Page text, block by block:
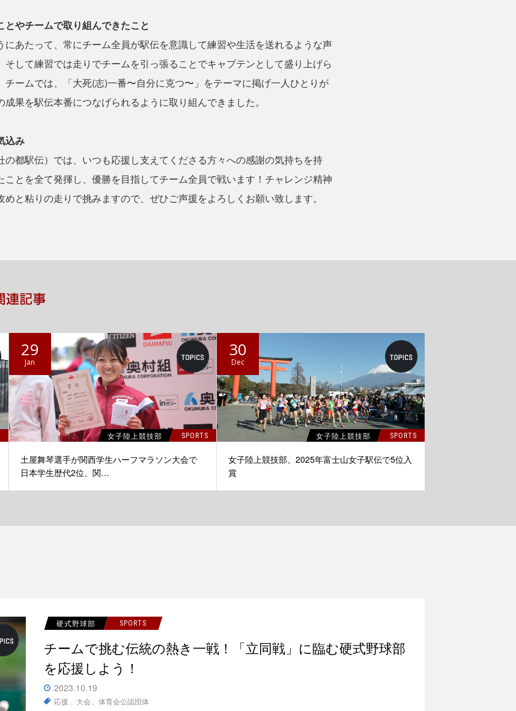
やチームで取り組んできたこと
あたって、常にチーム全員が駅伝を意識して練習や生活を送れるような声
そして練習では走りでチームを引っ張ることでキャプテンとして盛り上げら
チームでは、「大死(志)一番〜自分に克つ〜」をテーマに掲げ一人ひとりが
果を駅伝本番につなげられるように取り組んできました。
込み
都駅伝）では、いつも応援し支えてくださる方々への感謝の気持ちを持
ことを全て発揮し、優勝を目指してチーム全員で戦います！チャレンジ精神
と粘りの走りで挑みますので、ぜひご声援をよろしくお願い致します。
29
Jan
女子陸上競技部 SPORTS
土屋舞琴選手が関西学生ハーフマラソン大会で
日本学生歴代2位、関…
30
Dec
女子陸上競技部 SPORTS
女子陸上競技部、2025年富士山女子駅伝で5位入
賞
硬式野球部 SPORTS
チームで挑む伝統の熱き一戦！「立同戦」に臨む硬式野球部
を応援しよう！
2023.10.19
応援 大会 体育会公認団体